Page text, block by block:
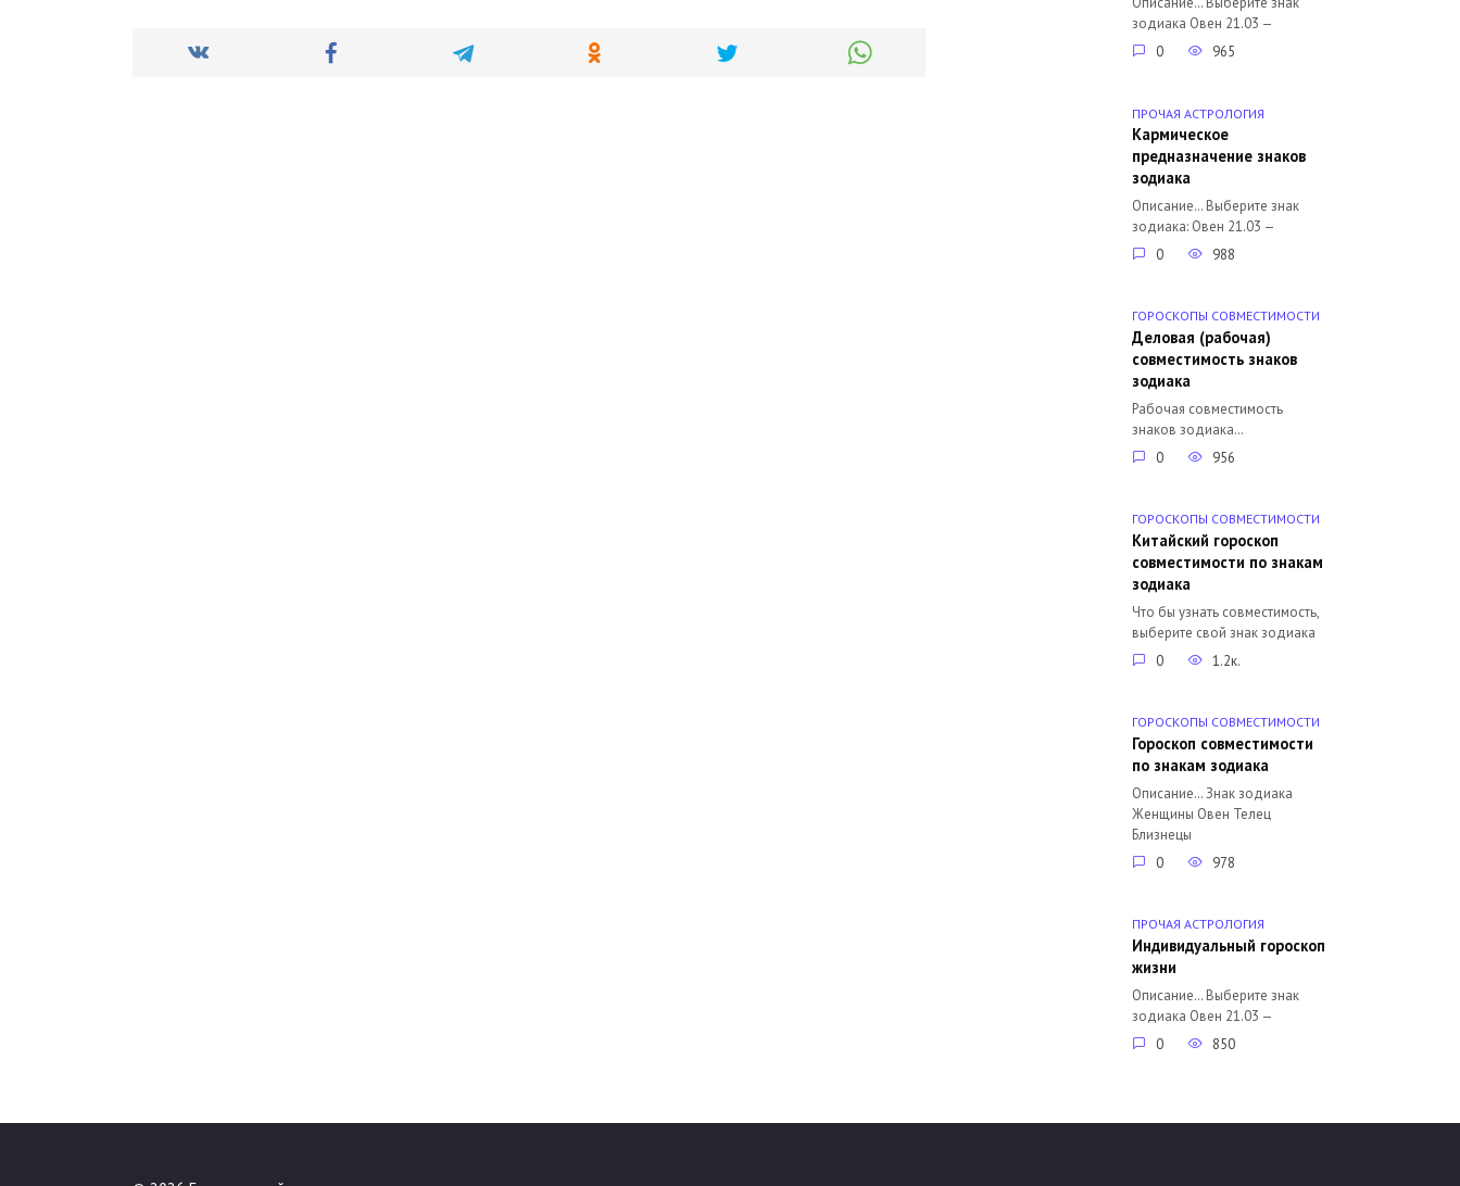
зодиака Овен 21.03 —
0
965
ПРОЧАЯ АСТРОЛОГИЯ
Кармическое
предназначение знаков
зодиака
Описание… Выберите знак
зодиака: Овен 21.03 —
0
988
ГОРОСКОПЫ СОВМЕСТИМОСТИ
Деловая (рабочая)
совместимость знаков
зодиака
Рабочая совместимость
знаков зодиака…
0
956
ГОРОСКОПЫ СОВМЕСТИМОСТИ
Китайский гороскоп
совместимости по знакам
зодиака
Что бы узнать совместимость,
выберите свой знак зодиака
0
1.2к.
ГОРОСКОПЫ СОВМЕСТИМОСТИ
Гороскоп совместимости
по знакам зодиака
Описание… Знак зодиака
Женщины Овен Телец
Близнецы
0
978
ПРОЧАЯ АСТРОЛОГИЯ
Индивидуальный гороскоп
жизни
Описание… Выберите знак
зодиака Овен 21.03 —
0
850